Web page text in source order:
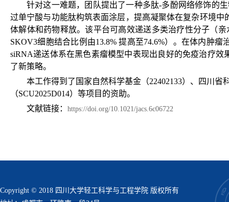
针对这一难题，团队提出了一种多肽-多酚网络修饰的
过单宁酸与功能肽构筑表面涂层，提高凝聚体在复杂环境
体解体和药物释放。该平台可高效递送多类治疗性分子（
SKOV3细胞结合比例由13.8% 提高至74.6%）。在体内肿
siRNA递送体系在黑色素瘤模型中表现出良好的免疫治疗
了新策略。
本工作得到了国家自然科学基金（22402133）、四川省
（SCU2025D014）等项目的资助。
文献链接： https://doi.org/10.1021/jacs.6c06722
Copyright © 2018 四川大学轻工科学与工程学院 版权所有